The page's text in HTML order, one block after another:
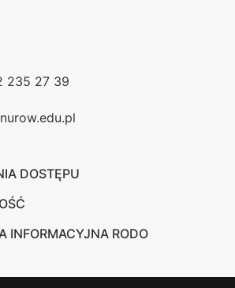
235 27 39
DOSTĘPU
INFORMACYJNA RODO